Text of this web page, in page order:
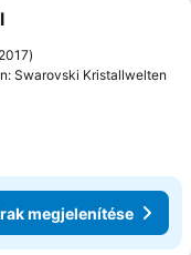
a kedvencekhez
2017
Swarovski Kristallwelten
megjelenítése